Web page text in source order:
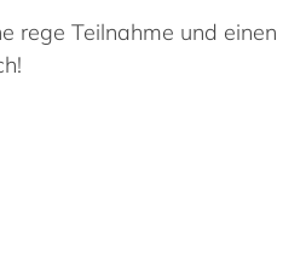
rege Teilnahme und einen